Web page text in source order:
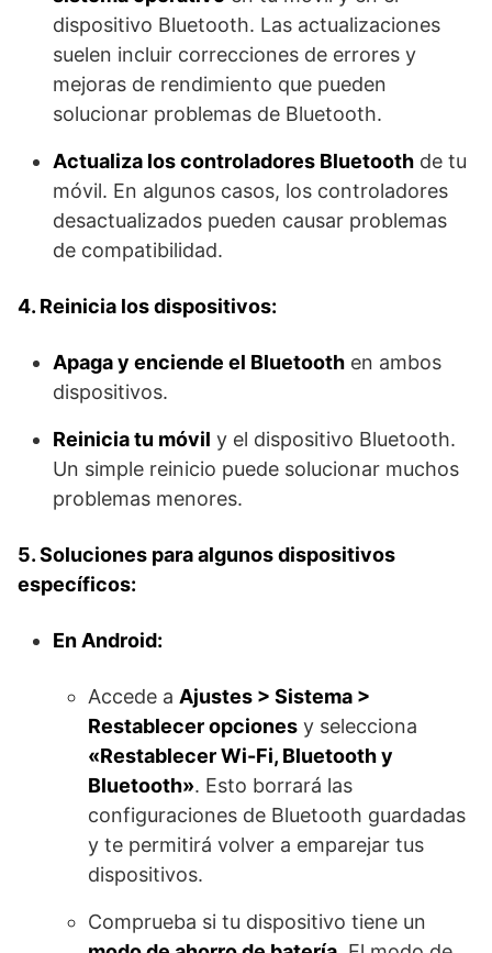
dispositivo Bluetooth. Las actualizaciones
suelen incluir correcciones de errores y
mejoras de rendimiento que pueden
solucionar problemas de Bluetooth.
Actualiza los controladores Bluetooth de tu
móvil. En algunos casos, los controladores
desactualizados pueden causar problemas
de compatibilidad.
4. Reinicia los dispositivos:
Apaga y enciende el Bluetooth en ambos
dispositivos.
Reinicia tu móvil y el dispositivo Bluetooth.
Un simple reinicio puede solucionar muchos
problemas menores.
5. Soluciones para algunos dispositivos
específicos:
En Android:
Accede a Ajustes > Sistema >
Restablecer opciones y selecciona
«Restablecer Wi-Fi, Bluetooth y
Bluetooth». Esto borrará las
configuraciones de Bluetooth guardadas
y te permitirá volver a emparejar tus
dispositivos.
Comprueba si tu dispositivo tiene un